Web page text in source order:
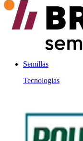
Semillas
Tecnologias